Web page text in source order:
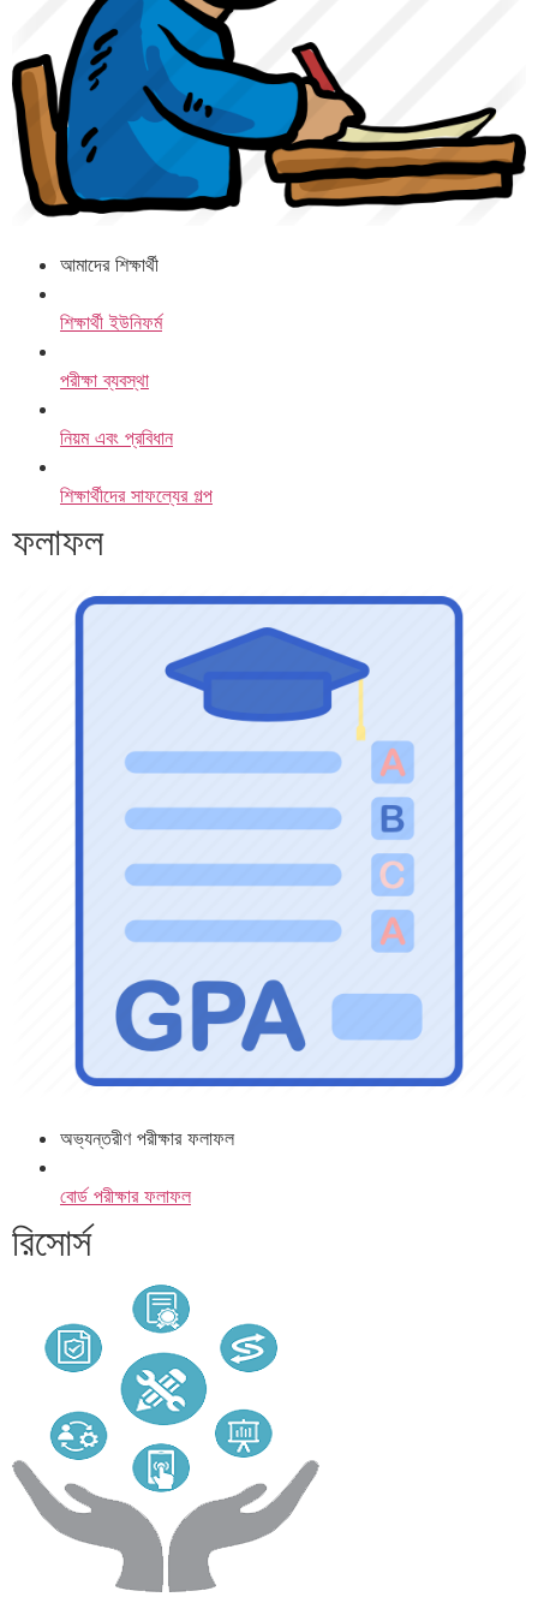
আমাদের শিক্ষার্থী
শিক্ষার্থী ইউনিফর্ম
পরীক্ষা ব্যবস্থা
নিয়ম এবং প্রবিধান
শিক্ষার্থীদের সাফল্যের গল্প
ফলাফল
অভ্যন্তরীণ পরীক্ষার ফলাফল
বোর্ড পরীক্ষার ফলাফল
রিসোর্স